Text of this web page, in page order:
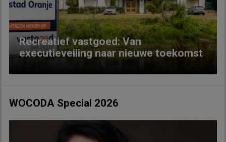
Recreatief vastgoed: Van
executieveiling naar nieuwe toekomst
WOCODA Special 2026